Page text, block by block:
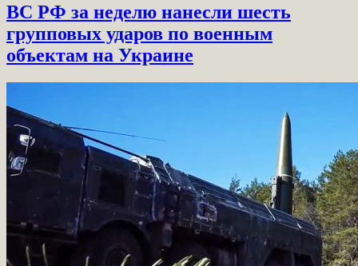
ВС РФ за неделю нанесли шесть
групповых ударов по военным
объектам на Украине